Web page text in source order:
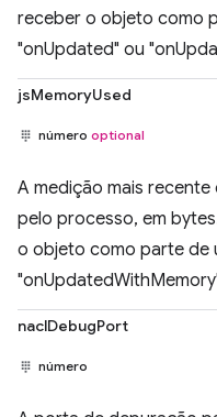
receber o objeto como
"onUpdated" ou
jsMemoryUsed
número optional
A medição mais
pelo processo, em
o objeto como parte de
naclDebugPort
número